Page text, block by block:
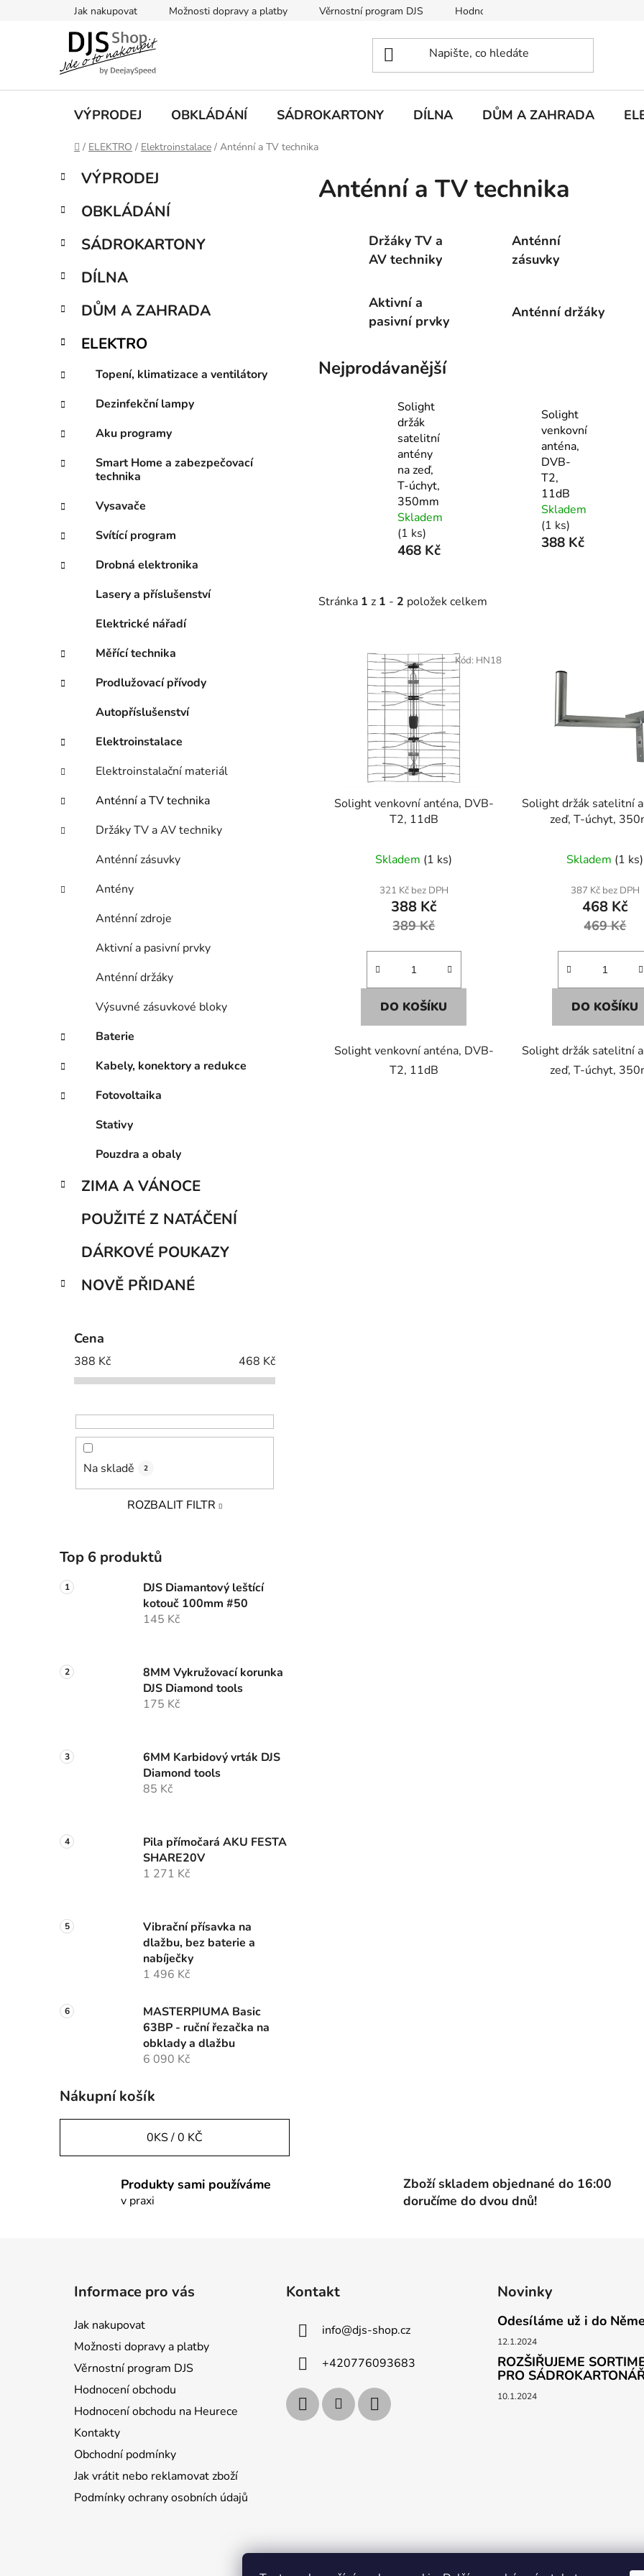
Jak nakupovat Možnosti dopravy a platby Věrnostní program DJS Hodnocení obchodu Hodnocení
VÝPRODEJ OBKLÁDÁNÍ SÁDROKARTONY DÍLNA DŮM A ZAHRADA
Domů
/ ELEKTRO / Elektroinstalace / Anténní a TV technika
P
s
r
n
n
í
p
n
l
Přeskočit
kategorie
K
a
e
o
i
VÝPRODEJ
OBKLÁDÁNÍ
SÁDROKARTONY
DÍLNA
DŮM A ZAHRADA
ELEKTRO
Topení, klimatizace a ventilátory
Dezinfekční lampy
Aku programy
Smart Home a zabezpečovací
technika
Vysavače
Svítící program
Drobná elektronika
Lasery a příslušenství
Elektrické nářadí
Měřící technika
Prodlužovací přívody
Autopříslušenství
Elektroinstalace
Elektroinstalační materiál
Anténní a TV technika
Držáky TV a AV techniky
Anténní zásuvky
Antény
Anténní zdroje
Aktivní a pasivní prvky
Anténní držáky
Výsuvné zásuvkové bloky
Baterie
Kabely, konektory a redukce
Fotovoltaika
Stativy
Pouzdra a obaly
ZIMA A VÁNOCE
POUŽITÉ Z NATÁČENÍ
DÁRKOVÉ POUKAZY
NOVĚ PŘIDANÉ
Cena
388 Kč 468 Kč
Na skladě 2
ROZBALIT FILTR
Top 6 produktů
DJS Diamantový leštící
kotouč 100mm #50
145 Kč
8MM Vykružovací korunka
DJS Diamond tools
175 Kč
6MM Karbidový vrták DJS
Diamond tools
85 Kč
Pila přímočará AKU FESTA
SHARE20V
1 271 Kč
Vibrační přísavka na
dlažbu, bez baterie a
nabíječky
1 496 Kč
MASTERPIUMA Basic
63BP - ruční řezačka na
obklady a dlažbu
6 090 Kč
Nákupní košík
0KS /0 KČ
Anténní a TV technika
Držáky TV a
AV techniky
Anténní
zásuvky
Aktivní a
pasivní prvky
Anténní držáky
Nejprodávanější
Solight
držák
satelitní
antény
na zeď,
T-úchyt,
350mm
Skladem
(1 ks)
468 Kč
Solight
venkovní
anténa,
DVB-
T2,
11dB
Skladem
(1 ks)
388 Kč
Stránka 1 z 1 - 2 položek celkem
Solight venkovní anténa, DVB-
T2, 11dB
Skladem (1 ks)
321 Kč bez DPH
388 Kč
389 Kč
DO KOŠÍKU
Solight venkovní anténa, DVB-
T2, 11dB
Kód: HN18
Solight držák satelitní
zeď, T-úchyt,
Skladem (1 ks)
387 Kč bez DPH
468 Kč
469 Kč
DO KOŠÍKU
Solight držák satelitní
zeď, T-úchyt,
Produkty sami používáme
v praxi
Zboží skladem objednané do 16:00
doručíme do dvou dnů!
Informace pro vás
Jak nakupovat
Možnosti dopravy a platby
Věrnostní program DJS
Hodnocení obchodu
Hodnocení obchodu na Heurece
Kontakty
Obchodní podmínky
Jak vrátit nebo reklamovat zboží
Podmínky ochrany osobních údajů
Kontakt
info@djs-shop.cz
+420776093683
Novinky
Odesíláme už i do
12.1.2024
ROZŠIŘUJEME
PRO
10.1.2024
Jak nakupovat Obchodní podmínky Podpoř nás na YouTube Věrnostní